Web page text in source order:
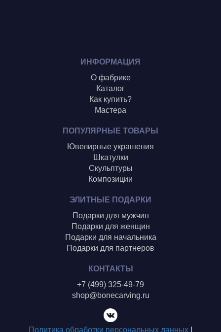
ИНФОРМАЦИЯ
О фабрике
Каталог
Как купить?
Мастера
ПОПУЛЯРНЫЕ ТОВАРЫ
Ювелирные украшения
Шкатулки
Скульптуры
Композиции
ЭЛИТНЫЕ ПОДАРКИ
Подарки для мужчин
Подарки для женщин
Подарки для начальника
Подарки для партнеров
КОНТАКТЫ
+7 (499) 325-49-79
shop@bonecarving.ru
Политика обработки персональных данных